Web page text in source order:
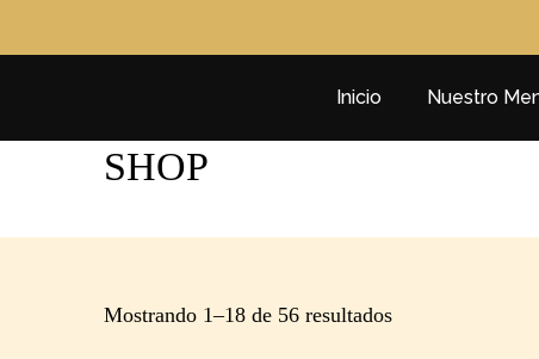
Inicio Nuestro
SHOP
Mostrando 1–18 de 56 resultados